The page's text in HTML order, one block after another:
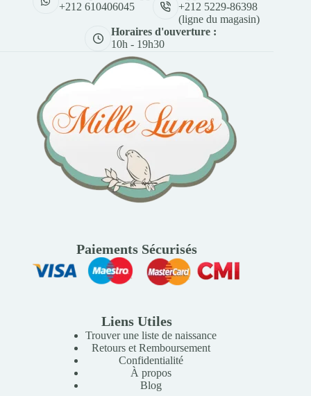
+212 610406045
+212 5229-86398
(ligne du magasin)
Horaires d'ouverture :
10h - 19h30
Paiements Sécurisés
Liens Utiles
Trouver une liste de naissance
Retours et Remboursement
Confidentialité
À propos
Blog